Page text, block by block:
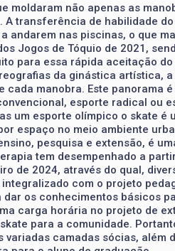
moldaram não apenas as
A transferência de habilidade
andarem nas piscinas, o que
Jogos de Tóquio de 2021,
para essa rápida aceitação
da ginástica artística,
manobra. Este panorama
esporte radical ou
um esporte olímpico o skate é
espaço no meio ambiente
pesquisa e extensão, é
tem desempenhado a
de 2024, através do qual,
com o projeto
os conhecimentos básicos
carga horária no projeto de
para a comunidade.
camadas sócias, além